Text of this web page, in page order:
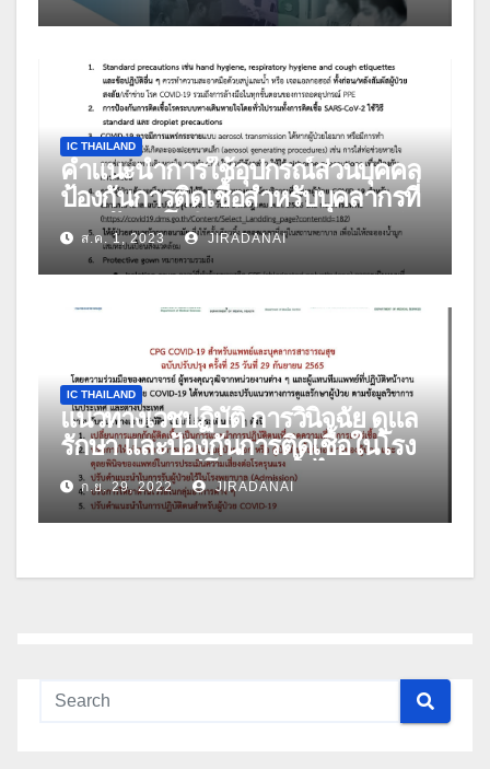
IC THAILAND
คำแนะนำการใช้อุปกรณ์ส่วนบุคคล
ป้องกันการติดเชื้อสำหรับบุคลากรที่
ดูแลผู้ป่วยโควิด-19 ฉบับปรับปรุง วัน
ที่ 27 กรกฎาคม 2566
ส.ค. 1, 2023 JIRADANAI
IC THAILAND
แนวทางเวชปฏิบัติ การวินิจฉัย ดูแล
รักษา และป้องกันการติดเชื้อในโรง
พยาบาล กรณีโรคติดเชื้อไวรัส
โคโรนา 2019 (COVID-19) สำหรับ
แพทย์และบุคลากรสาธารณสุข ฉบับ
2565
ก.ย. 29, 2022 JIRADANAI